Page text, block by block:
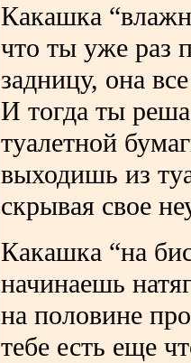
Какашка
что ты уже раз
задницу, она
И тогда ты
туалетной
выходишь из
скрывая свое
Какашка “на
начинаешь
на половине
тебе есть еще